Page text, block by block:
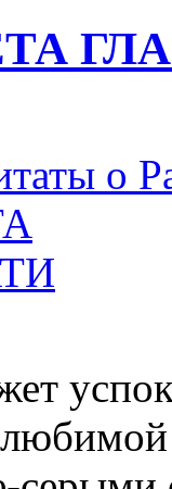
о